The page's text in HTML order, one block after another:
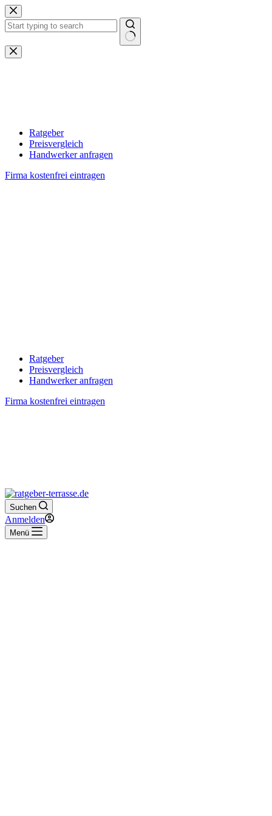
Zum
Inhalt
springen
Keine
Ergebnisse
Ratgeber
Preisvergleich
Handwerker anfragen
Firma kostenfrei eintragen
Ratgeber
Preisvergleich
Handwerker anfragen
Firma kostenfrei eintragen
Suchen
Anmelden
Menü